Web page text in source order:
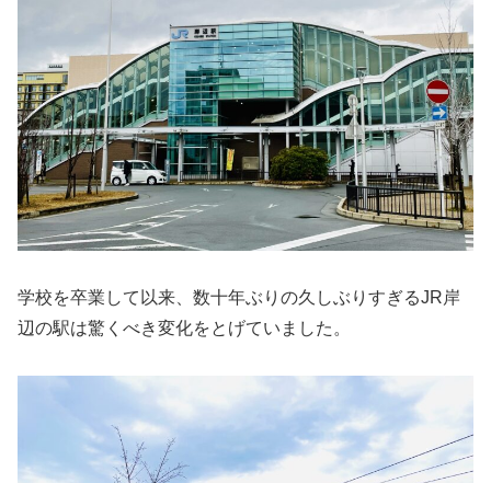
学校を卒業して以来、数十年ぶりの久しぶりすぎるJR岸
辺の駅は驚くべき変化をとげていました。